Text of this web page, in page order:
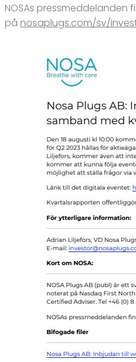
NOSAs pressmeddelanden
på nosaplugs.com/sv/